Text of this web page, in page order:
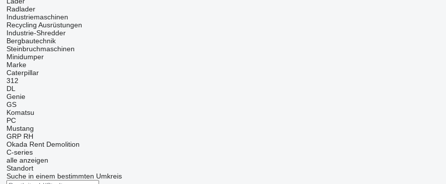
Radlader
Industriemaschinen
Recycling Ausrüstungen
Industrie-Shredder
Bergbautechnik
Steinbruchmaschinen
Minidumper
Marke
Caterpillar
312
DL
Genie
GS
Komatsu
PC
Mustang
GRP RH
Okada Rent Demolition
C-series
alle anzeigen
Standort
Suche in einem bestimmten Umkreis